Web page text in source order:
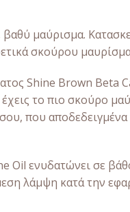
μαύρισμα.
σκούρου
Shine Brown Beta
το πιο σκούρο
που
Oil ενυδατώνει σε
λάμψη κατά την